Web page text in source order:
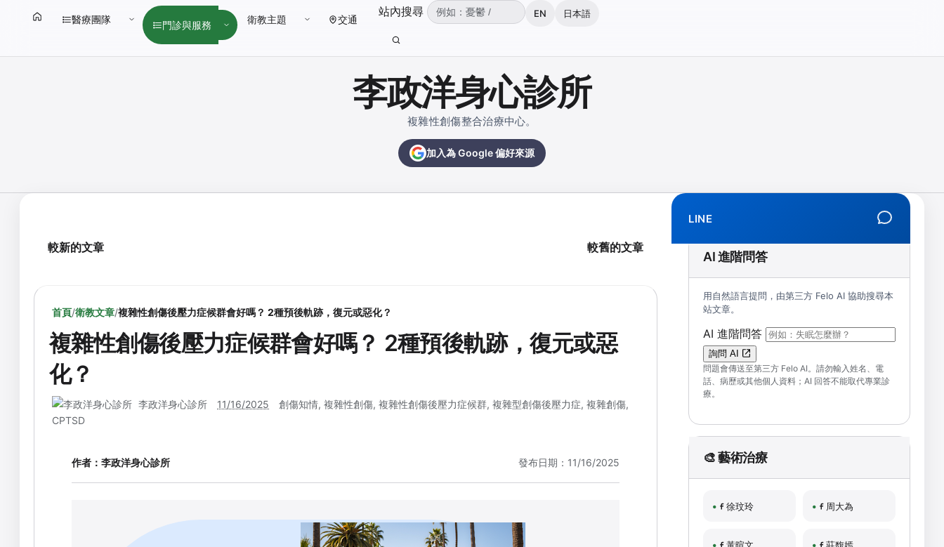
醫療團隊 門診與服務 衛教主題 交通
站內搜尋 （可輸入：憂鬱、焦慮、失眠、ADHD、雙相、拒學、創傷、解離、EMDR、TMS、NIRS、預約）
EN 日本語
李政洋身心診所
複雜性創傷整合治療中心。
加入為 Google 偏好來源
較新的文章 較舊的文章
首頁/衛教文章/複雜性創傷後壓力症候群會好嗎？ 2種預後軌跡，復元或惡化？
複雜性創傷後壓力症候群會好嗎？ 2種預後軌跡，復元或惡
化？
李政洋身心診所 11/16/2025 創傷知情, 複雜性創傷, 複雜性創傷後壓力症候群, 複雜型創傷後壓力症, 複雜創傷,
CPTSD
作者： 李政洋身心診所 發布日期：11/16/2025
LINE
AI 進階問答
用自然語言提問，由第三方 Felo AI 協助搜尋本
站文章。
AI 進階問答 （可輸入自然語言問題；送出後會
詢問 AI
問題會傳送至第三方 Felo AI。請勿輸入姓名、電
話、病歷或其他個人資料；AI 回答不能取代專業診
療。
🎨 藝術治療
徐玟玲 周大為
黃暄文 莊馥嫣